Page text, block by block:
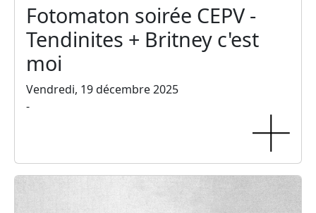
Fotomaton soirée CEPV -
Tendinites + Britney c'est
moi
Vendredi, 19 décembre 2025
-